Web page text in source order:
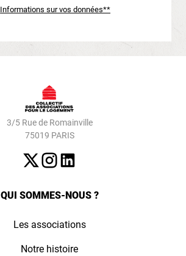
Informations sur vos données**
3/5 Rue de Romainville
75019 PARIS
QUI SOMMES-NOUS ?
Les associations
Notre histoire